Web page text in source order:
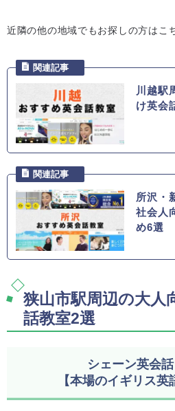
近隣の他の地域でもお探しの方はこ
川越駅
け英会
所沢・
社会人
め6選
狭山市駅周辺の大人
話教室2選
シェーン英会
【本場のイギリス英